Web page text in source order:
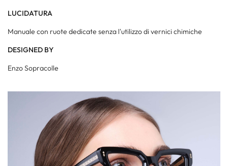
LUCIDATURA
Manuale con ruote dedicate senza l'utilizzo di vernici chimiche
DESIGNED BY
Enzo Sopracolle